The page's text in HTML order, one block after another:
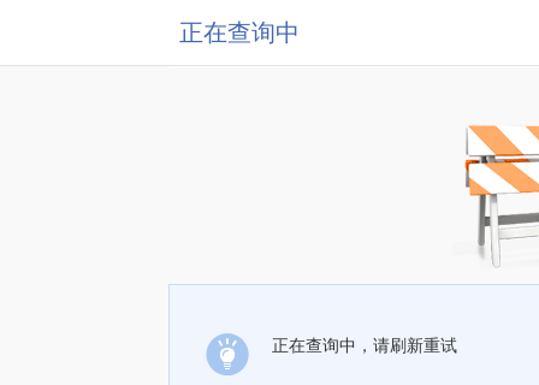
正在查询中
正在查询中，请刷新重试